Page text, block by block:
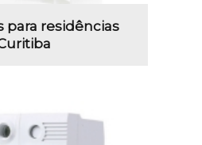
para residências